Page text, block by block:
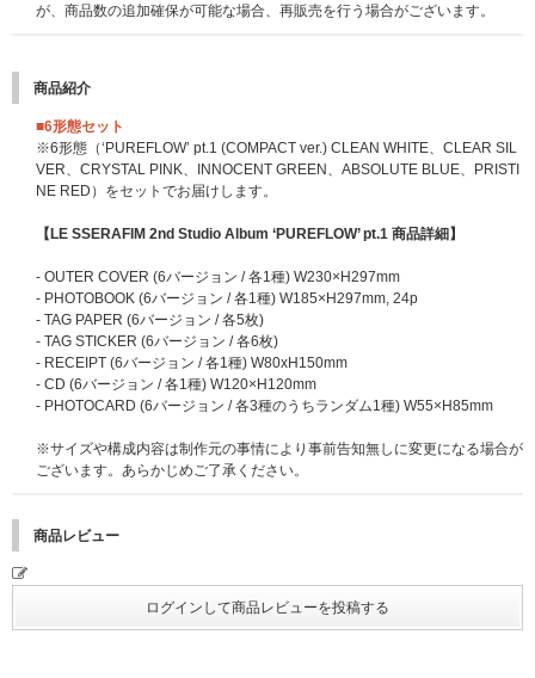
NOT Membership (JP)会員限定となります。)
・ミニトーク/ミニフォトタイム＋メンバー指定個別サイン会(FEARNOT Me
mbership (JP)会員限定となります。)
・ミニトーク/ミニフォトタイム＋全員ハイタッチ
※イベント内容の詳細は後日ご案内いたします。
※メンバー全員サイン会のうち1部とミニトーク/ミニフォトタイム＋メンバ
ー指定個別サイン会は「LE SSERAFIM GLOBAL OFFICIAL FANCLUB FEA
有効会員でない場合参加対象外になる場合がございます。
■応募期間(全3回)
【第1回】2026年6月1日(月)11:00～6月9日(火)10:59 → 当落発表：6月15日
(月) 17:00頃
【第2回】2026年6月9日(火)11:00～6月16日(火)10:59 → 当落発表：6月22
日(月) 17:00頃
9日(月) 17:00頃
※上記応募期間以外はご応募いただけません。あらかじめご了承ください。
期間以外はご応募いただけません。あらかじめご了承ください。
※オンラインショップにてご購入の方は、商品受取日と上記スケジュールを
必ずご自身でご確認のうえ、ご購入・ご応募ください。
す。
上でのサイン会にご参加いただけます。
※サインする用紙は運営側でご用意いたします。指定用紙以外へのサインは
いたしませんのでご了承ください。
※サインにはお客様のお名前を入れます。詳細は当選者様のみに当日お伝え
いたします。サインとお名前以外の記載はいたしません。
＜メンバー指定個別ロングトーク＋サイン会＞（2部実施）
応募時に指定したメンバーと約40秒間オンライントークをお楽しみいただ
きながら、オンライン上でのサイン会にご参加いただけます。
※イベントは全2部で開催予定です。｢ご参加いただける部(時間帯)｣は、当
選時にランダムで振り分けられます。また、当選後のご参加いただける部
(時間帯)の変更はできかねます。あらかじめご了承ください。
※サインする用紙は運営側でご用意いたします。指定用紙以外へのサインは
いたしませんのでご了承ください。
※サインにはお客様のお名前を入れます。詳細は当選者様のみに当日お伝え
いたします。サインとお名前以外の記載はいたしません。
※サインは対象商品ご予約時の対象ストアにご登録されているご住所・氏名
宛に発送いたしますので、お間違いのないようにご登録ください。ご購入後
「対象ストアchord ご登録会員情報」の住所にお届けいたします。
・LE SSERAFIM Weverse Shop：注文時の「お届け先情報」のご住所にお
届けいたします。
が、商品数の追加確保が可能な場合、再販売を行う場合がございます。
商品紹介
■6形態セット
※6形態（‘PUREFLOW’ pt.1 (COMPACT ver.) CLEAN WHITE、CLEAR SIL
VER、CRYSTAL PINK、INNOCENT GREEN、ABSOLUTE BLUE、PRISTI
NE RED）をセットでお届けします。
【LE SSERAFIM 2nd Studio Album ‘PUREFLOW’ pt.1 商品詳細】
- OUTER COVER (6バージョン / 各1種) W230×H297mm
- PHOTOBOOK (6バージョン / 各1種) W185×H297mm, 24p
- TAG PAPER (6バージョン / 各5枚)
- TAG STICKER (6バージョン / 各6枚)
- RECEIPT (6バージョン / 各1種) W80xH150mm
- CD (6バージョン / 各1種) W120×H120mm
- PHOTOCARD (6バージョン / 各3種のうちランダム1種) W55×H85mm
※サイズや構成内容は制作元の事情により事前告知無しに変更になる場合が
ございます。あらかじめご了承ください。
商品レビュー